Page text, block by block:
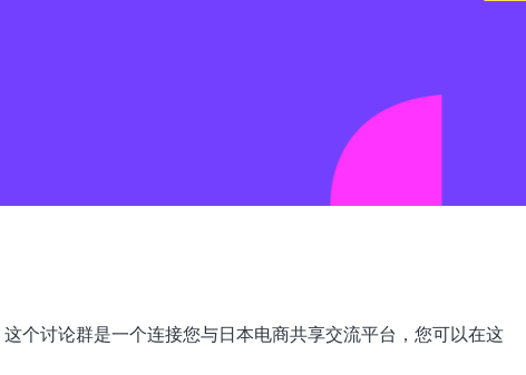
个讨论群是一个连接您与日本电商共享交流平台，您可以在这